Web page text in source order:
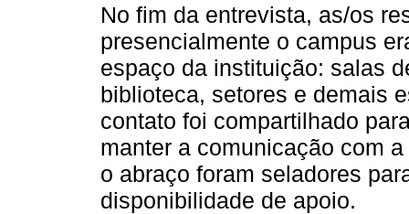
No fim da entrevista, as/os
presencialmente o campus
espaço da instituição: salas
biblioteca, setores e demais
contato foi compartilhado
manter a comunicação com
o abraço foram seladores
disponibilidade de apoio.